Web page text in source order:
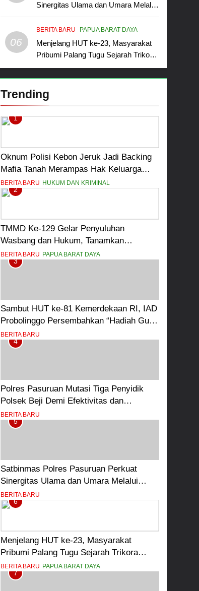
Sinergitas Ulama dan Umara Melalui
Dalwa
06
BERITA BARU PAPUA BARAT DAYA
Menjelang HUT ke-23, Masyarakat
Pribumi Palang Tugu Sejarah Trikora
Teminabuan
Trending
1
Oknum Polisi Kebon Jeruk Jadi Backing
Mafia Tanah Merampas Hak Keluarga
Ambar Witjaksono Sutarman
BERITA BARU HUKUM DAN KRIMINAL
2
TMMD Ke-129 Gelar Penyuluhan
Wasbang dan Hukum, Tanamkan
Kesadaran Berbangsa serta Taat Aturan
di Kampung Sesor
BERITA BARU PAPUA BARAT DAYA
3
Sambut HUT ke-81 Kemerdekaan RI, IAD
Probolinggo Persembahkan “Hadiah Guru
Mengabdi”: 100 Beasiswa Pascasarjana
bagi Guru Non-ASN sebagai Pahlawan
BERITA BARU
4
Polres Pasuruan Mutasi Tiga Penyidik
Polsek Beji Demi Efektivitas dan
Kelancaran Proses Penyidikan
BERITA BARU
5
Satbinmas Polres Pasuruan Perkuat
Sinergitas Ulama dan Umara Melalui
Program Rabu Berguru di Ponpes Dalwa
BERITA BARU
6
Menjelang HUT ke-23, Masyarakat
Pribumi Palang Tugu Sejarah Trikora
Teminabuan
BERITA BARU PAPUA BARAT DAYA
7